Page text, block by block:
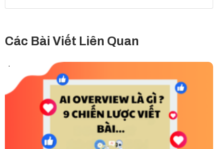
Các Bài Viết Liên Quan